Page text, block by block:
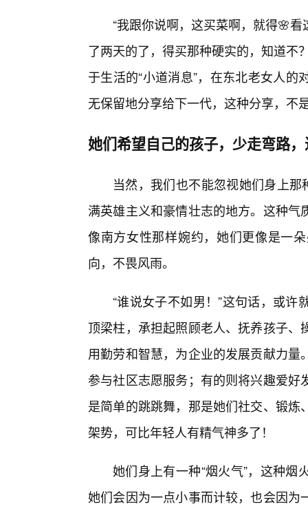
“我跟你说啊，这买菜啊，就得🌸
了两天的了，得买那种硬实的，知道不
于生活的“小道消息”，在东北老女人
无保留地分享给下一代，这种分享，不
她们希望自己的孩子，少走弯路
当然，我们也不能忽视她们身上
满英雄主义和豪情壮志的地方。这种
像南方女性那样婉约，她们更像是一
向，不畏风雨。
“谁说女子不如男！”这句话，或
顶梁柱，承担起照顾老人、抚养孩子
用勤劳和智慧，为企业的发展贡献力
参与社区志愿服务；有的则将兴趣爱
是简单的跳跳舞，那是她们社交、锻
架势，可比年轻人有精气神多了！
她们身上有一种“烟火气”，这种
她们会因为一点小事而计较，也会因